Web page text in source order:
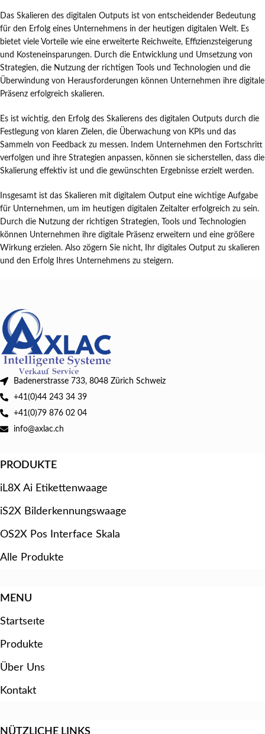
Das Skalieren des digitalen Outputs ist von entscheidender Bedeutung
für den Erfolg eines Unternehmens in der heutigen digitalen Welt. Es
bietet viele Vorteile wie eine erweiterte Reichweite, Effizienzsteigerung
und Kosteneinsparungen. Durch die Entwicklung und Umsetzung von
Strategien, die Nutzung der richtigen Tools und Technologien und die
Überwindung von Herausforderungen können Unternehmen ihre digitale
Präsenz erfolgreich skalieren.
Es ist wichtig, den Erfolg des Skalierens des digitalen Outputs durch die
Festlegung von klaren Zielen, die Überwachung von KPIs und das
Sammeln von Feedback zu messen. Indem Unternehmen den Fortschritt
verfolgen und ihre Strategien anpassen, können sie sicherstellen, dass die
Skalierung effektiv ist und die gewünschten Ergebnisse erzielt werden.
Insgesamt ist das Skalieren mit digitalem Output eine wichtige Aufgabe
für Unternehmen, um im heutigen digitalen Zeitalter erfolgreich zu sein.
Durch die Nutzung der richtigen Strategien, Tools und Technologien
können Unternehmen ihre digitale Präsenz erweitern und eine größere
Wirkung erzielen. Also zögern Sie nicht, Ihr digitales Output zu skalieren
und den Erfolg Ihres Unternehmens zu steigern.
Badenerstrasse 733, 8048 Zürich Schweiz
+41(0)44 243 34 39
+41(0)79 876 02 04
info@axlac.ch
PRODUKTE
iL8X Ai Etikettenwaage
iS2X Bilderkennungswaage
OS2X Pos Interface Skala
Alle Produkte
MENU
Startseıte
Produkte
Über Uns
Kontakt
NÜTZLICHE LINKS